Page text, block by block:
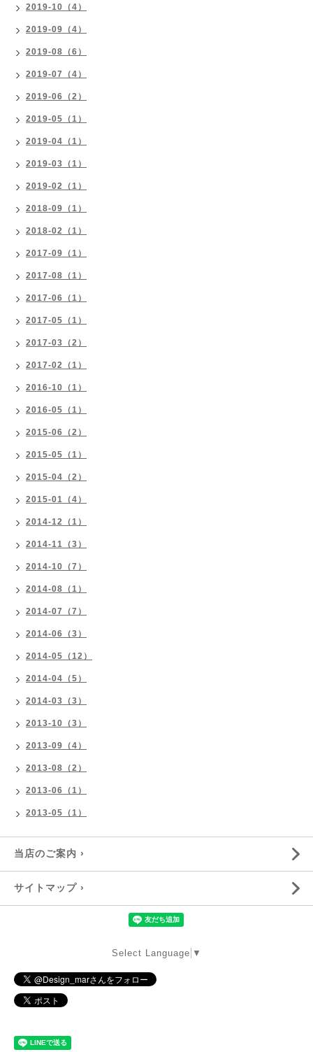
2019-10（4）
2019-09（4）
2019-08（6）
2019-07（4）
2019-06（2）
2019-05（1）
2019-04（1）
2019-03（1）
2019-02（1）
2018-09（1）
2018-02（1）
2017-09（1）
2017-08（1）
2017-06（1）
2017-05（1）
2017-03（2）
2017-02（1）
2016-10（1）
2016-05（1）
2015-06（2）
2015-05（1）
2015-04（2）
2015-01（4）
2014-12（1）
2014-11（3）
2014-10（7）
2014-08（1）
2014-07（7）
2014-06（3）
2014-05（12）
2014-04（5）
2014-03（3）
2013-10（3）
2013-09（4）
2013-08（2）
2013-06（1）
2013-05（1）
当店のご案内 ›
サイトマップ ›
Select Language ▼